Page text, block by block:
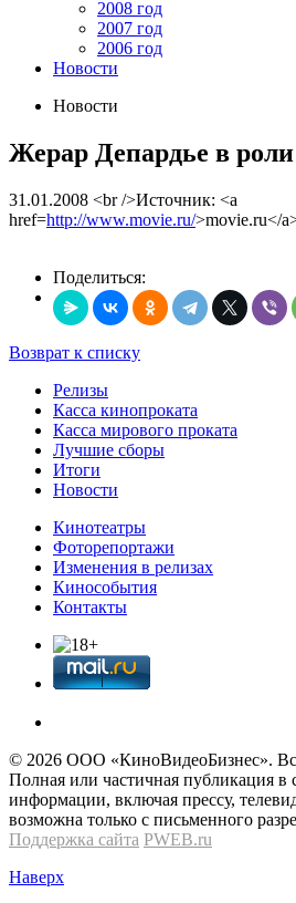
2008 год
2007 год
2006 год
Новости
Новости
Жерар Депардье в
31.01.2008 <br />Источник: <a
href=http://www.movie.ru/>movie.ru</
Поделиться:
Возврат к списку
Релизы
Касса кинопроката
Касса мирового проката
Лучшие сборы
Итоги
Новости
Кинотеатры
Фоторепортажи
Изменения в релизах
Кинособытия
Контакты
© 2026 OOО «КиноВидеоБизнес».
Полная или частичная публикация в
информации, включая прессу,
возможна только с письменного
Поддержка сайта PWEB.ru
Наверх